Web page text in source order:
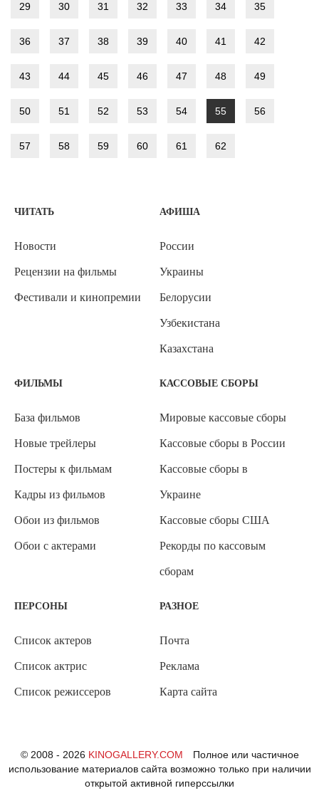
29 30 31 32 33 34 35
36 37 38 39 40 41 42
43 44 45 46 47 48 49
50 51 52 53 54 55 56
57 58 59 60 61 62
ЧИТАТЬ
Новости
Рецензии на фильмы
Фестивали и кинопремии
АФИША
России
Украины
Белорусии
Узбекистана
Казахстана
ФИЛЬМЫ
База фильмов
Новые трейлеры
Постеры к фильмам
Кадры из фильмов
Обои из фильмов
Обои с актерами
КАССОВЫЕ СБОРЫ
Мировые кассовые сборы
Кассовые сборы в России
Кассовые сборы в
Украине
Кассовые сборы США
Рекорды по кассовым
сборам
ПЕРСОНЫ
Список актеров
Список актрис
Список режиссеров
РАЗНОЕ
Почта
Реклама
Карта сайта
© 2008 - 2026 KINOGALLERY.COM
Полное или частичное
использование материалов сайта возможно только при наличии
открытой активной гиперссылки